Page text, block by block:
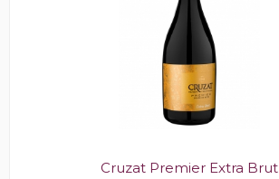
Cruzat Premier Extra Brut